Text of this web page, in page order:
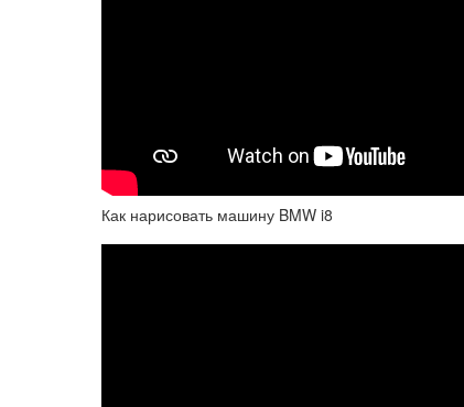
Как нарисовать машину BMW i8